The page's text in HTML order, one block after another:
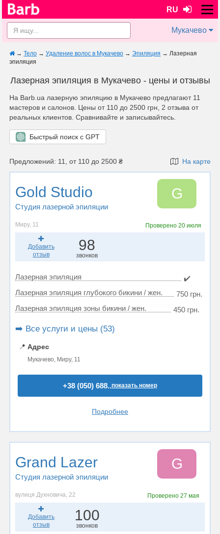
RU
Мукачево
→ Тело → Удаление волос в Мукачево → Эпиляция → Лазерная
эпиляция
Лазерная эпиляция в Мукачево - цены и отзывы
На Barb.ua лазерную эпиляцию в Мукачево предлагают 11
мастеров и салонов. Цены от 110 до 2500 грн, 2 отзыва от
реальных клиентов. Сравнивайте и записывайтесь.
Быстрый поиск с GPT
Предложений: 11, от 110 до 2500 ₴ На карте
Gold Studio
Студия лазерной эпиляции
G
Миру, 11 Проверено 20 июля
Добавить
отзыв
98
звонков
Лазерная эпиляция
✔️
Лазерная эпиляция глубокого бикини / жен.
750 грн.
Лазерная эпиляция зоны бикини / жен.
450 грн.
➡️ Все услуги и цены (53)
📍 Адрес
Мукачево, Миру, 11
+38 (050) 688..показать номер
Подробнее
Grand Lazer
Студия лазерной эпиляции
G
вулиця Духновича, 22 Проверено 27 мая
Добавить
отзыв
100
звонков